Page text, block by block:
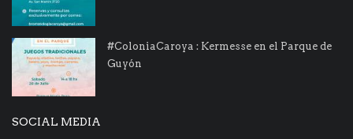
#ColoniaCaroya : Kermesse en el Parque de
Guyón
SOCIAL MEDIA